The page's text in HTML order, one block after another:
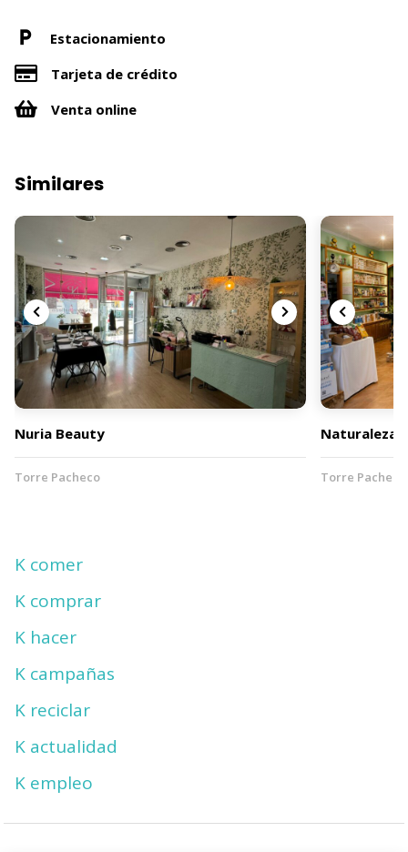
Estacionamiento
Tarjeta de crédito
Venta online
Similares
Nuria Beauty
Torre Pacheco
Naturaleza
Torre Pacheco
K comer
K comprar
K hacer
K campañas
K reciclar
K actualidad
K empleo